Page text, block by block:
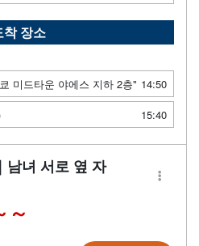
착 장소
미드타운 야에스 지하 2층" 14:50
15:40
남녀 서로 옆 자